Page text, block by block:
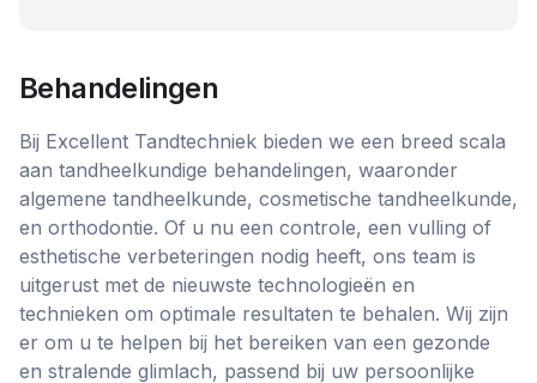
Behandelingen
Bij Excellent Tandtechniek bieden we een breed scala
aan tandheelkundige behandelingen, waaronder
algemene tandheelkunde, cosmetische tandheelkunde,
en orthodontie. Of u nu een controle, een vulling of
esthetische verbeteringen nodig heeft, ons team is
uitgerust met de nieuwste technologieën en
technieken om optimale resultaten te behalen. Wij zijn
er om u te helpen bij het bereiken van een gezonde
en stralende glimlach, passend bij uw persoonlijke